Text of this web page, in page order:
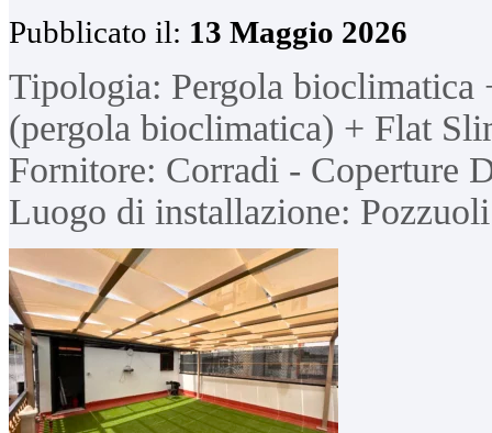
Pubblicato il: 13 Maggio 2026
Tipologia: Pergola
(pergola bioclimatica) + Flat
Fornitore: Corradi - Coperture
Luogo di installazione: